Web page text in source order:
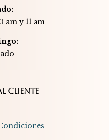
am y 11 am
CLIENTE